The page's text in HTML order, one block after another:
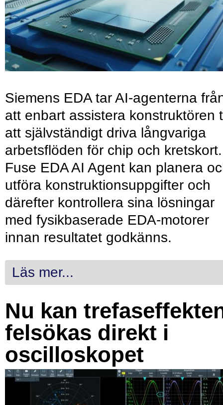
Siemens EDA tar AI-agenterna
att enbart assistera konstruktören
att självständigt driva långvariga
arbetsflöden för chip och kretskort.
Fuse EDA AI Agent kan planera
utföra konstruktionsuppgifter och
därefter kontrollera sina lösningar
med fysikbaserade EDA-motorer
innan resultatet godkänns.
Läs mer...
Nu kan
felsökas direkt i
oscilloskopet